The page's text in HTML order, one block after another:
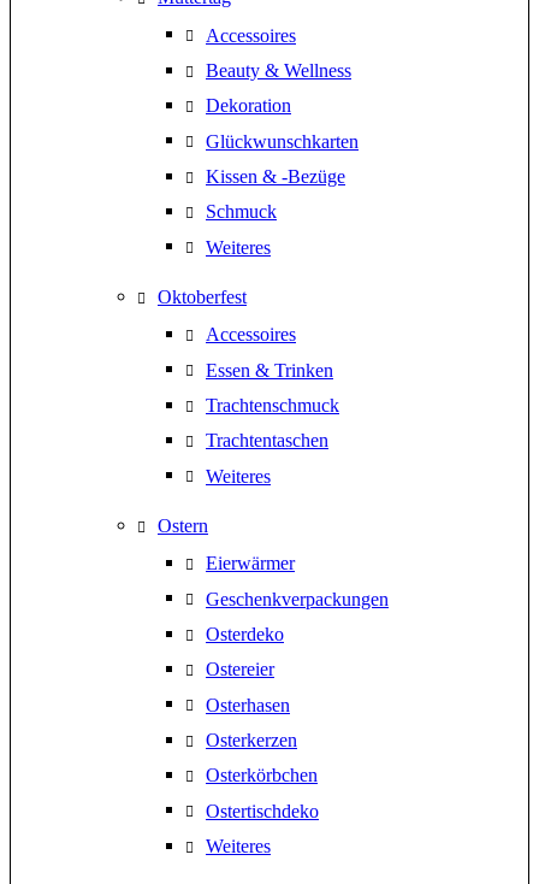
Accessoires
Beauty & Wellness
Dekoration
Glückwunschkarten
Kissen & -Bezüge
Schmuck
Weiteres
Oktoberfest
Accessoires
Essen & Trinken
Trachtenschmuck
Trachtentaschen
Weiteres
Ostern
Eierwärmer
Geschenkverpackungen
Osterdeko
Ostereier
Osterhasen
Osterkerzen
Osterkörbchen
Ostertischdeko
Weiteres